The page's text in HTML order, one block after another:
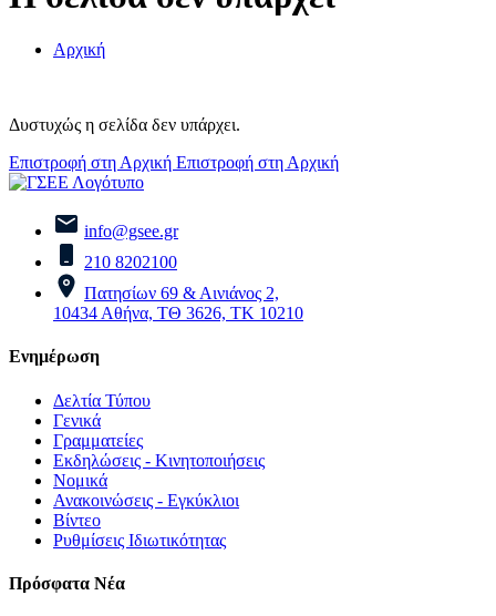
Αρχική
Δυστυχώς η σελίδα δεν υπάρχει.
Επιστροφή στη Αρχική Επιστροφή στη Αρχική
info@gsee.gr
210 8202100
Πατησίων 69 & Αινιάνος 2,
10434 Αθήνα, ΤΘ 3626, ΤΚ 10210
Ενημέρωση
Δελτία Τύπου
Γενικά
Γραμματείες
Εκδηλώσεις - Κινητοποιήσεις
Νομικά
Ανακοινώσεις - Εγκύκλιοι
Βίντεο
Ρυθμίσεις Ιδιωτικότητας
Πρόσφατα Νέα